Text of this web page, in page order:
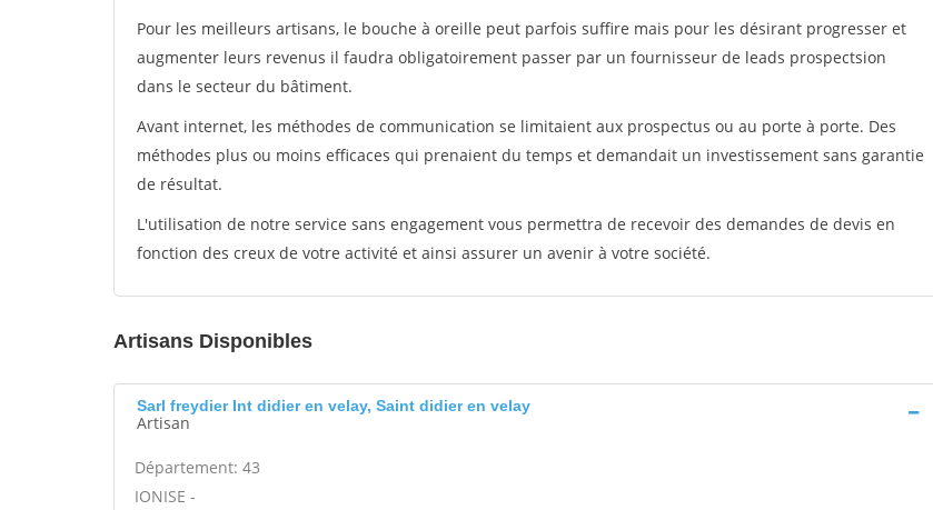
Pour les meilleurs artisans, le bouche à oreille peut parfois suffire mais pour les désirant progresser et
augmenter leurs revenus il faudra obligatoirement passer par un fournisseur de leads prospectsion
dans le secteur du bâtiment.
Avant internet, les méthodes de communication se limitaient aux prospectus ou au porte à porte. Des
méthodes plus ou moins efficaces qui prenaient du temps et demandait un investissement sans garantie
de résultat.
L'utilisation de notre service sans engagement vous permettra de recevoir des demandes de devis en
fonction des creux de votre activité et ainsi assurer un avenir à votre société.
Artisans Disponibles
Sarl freydier Int didier en velay, Saint didier en velay
Artisan
Département: 43
IONISE -